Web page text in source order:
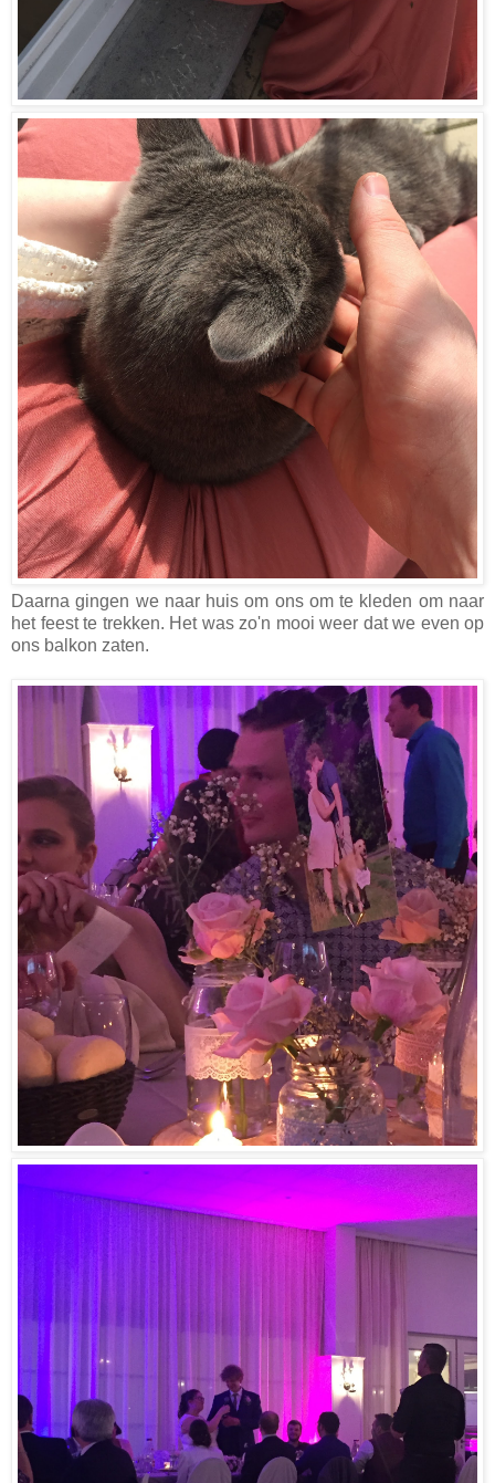
Daarna gingen we naar huis om ons om te kleden om naar
het feest te trekken. Het was zo'n mooi weer dat we even op
ons balkon zaten.